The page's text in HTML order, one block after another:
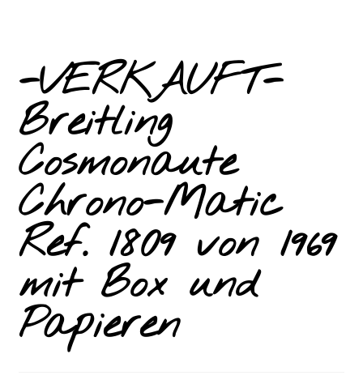
-VERKAUFT-
Breitling
Cosmonaute
Chrono-Matic
Ref. 1809 von 1969
mit Box und
Papieren